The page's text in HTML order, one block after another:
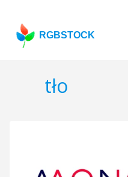
RGBSTOCK
tło